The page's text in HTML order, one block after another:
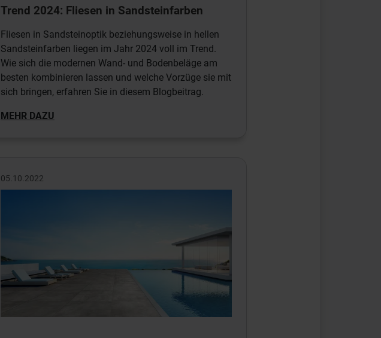
Trend 2024: Fliesen in Sandsteinfarben
Fliesen in Sandsteinoptik beziehungsweise in hellen
Sandsteinfarben liegen im Jahr 2024 voll im Trend.
Wie sich die modernen Wand- und Bodenbeläge am
besten kombinieren lassen und welche Vorzüge sie mit
sich bringen, erfahren Sie in diesem Blogbeitrag.
MEHR DAZU
05.10.2022